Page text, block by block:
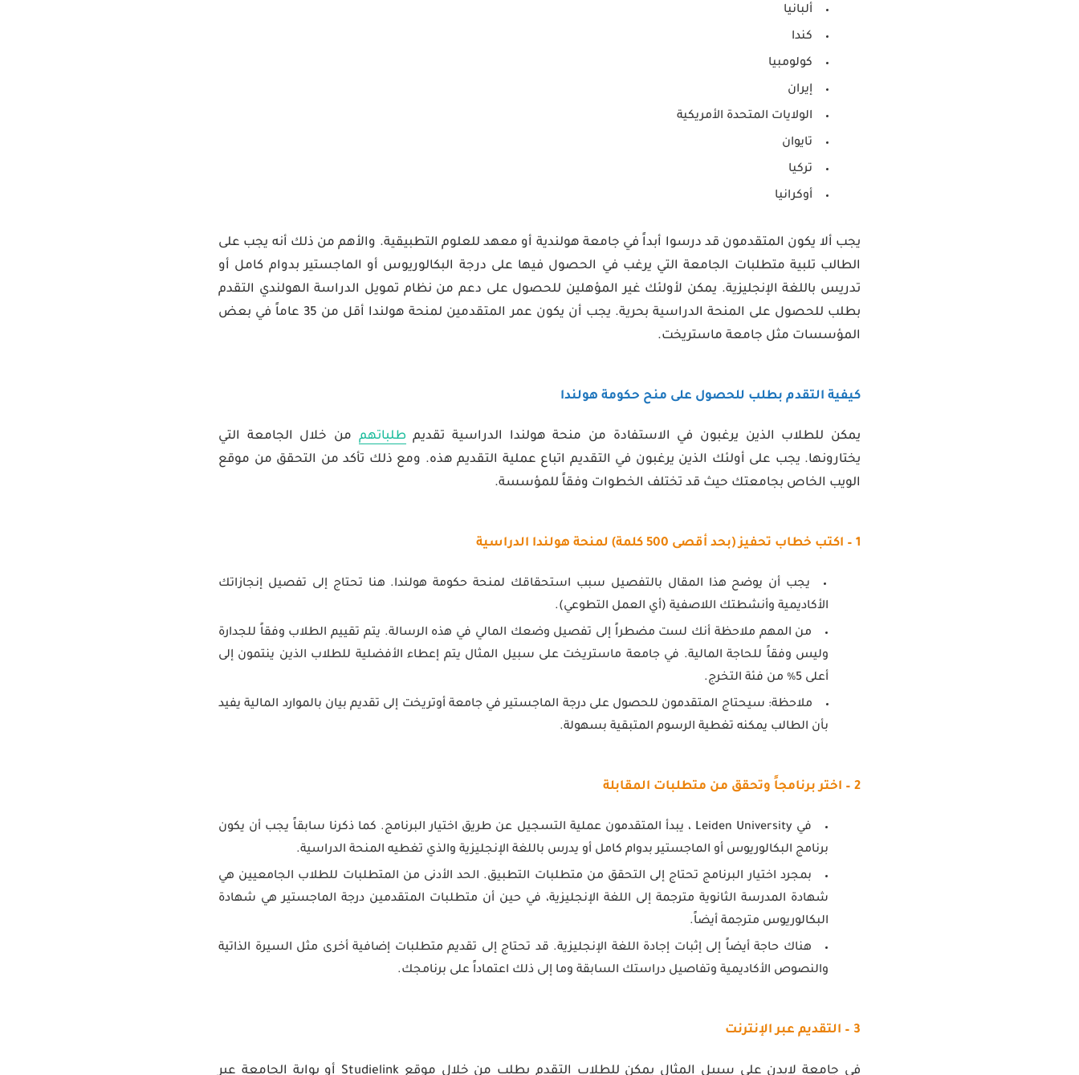
ألبانيا
كندا
كولومبيا
إيران
الولايات المتحدة الأمريكية
تايوان
تركيا
أوكرانيا
يجب ألا يكون المتقدمون قد درسوا أبداً في جامعة هولندية أو معهد للعلوم التطبيقية. والأهم من ذلك أنه يجب على
الطالب تلبية متطلبات الجامعة التي يرغب في الحصول فيها على درجة البكالوريوس أو الماجستير بدوام كامل أو
تدريس باللغة الإنجليزية. يمكن لأولئك غير المؤهلين للحصول على دعم من نظام تمويل الدراسة الهولندي التقدم
بطلب للحصول على المنحة الدراسية بحرية. يجب أن يكون عمر المتقدمين لمنحة هولندا أقل من 35 عاماً في بعض
المؤسسات مثل جامعة ماستريخت.
كيفية التقدم بطلب للحصول على منح حكومة هولندا
يمكن للطلاب الذين يرغبون في الاستفادة من منحة هولندا الدراسية تقديم طلباتهم من خلال الجامعة التي
يختارونها. يجب على أولئك الذين يرغبون في التقديم اتباع عملية التقديم هذه. ومع ذلك تأكد من التحقق من موقع
الويب الخاص بجامعتك حيث قد تختلف الخطوات وفقاً للمؤسسة.
1 – اكتب خطاب تحفيز (بحد أقصى 500 كلمة) لمنحة هولندا الدراسية
يجب أن يوضح هذا المقال بالتفصيل سبب استحقاقك لمنحة حكومة هولندا. هنا تحتاج إلى تفصيل إنجازاتك
الأكاديمية وأنشطتك اللاصفية (أي العمل التطوعي).
من المهم ملاحظة أنك لست مضطراً إلى تفصيل وضعك المالي في هذه الرسالة. يتم تقييم الطلاب وفقاً للجدارة
وليس وفقاً للحاجة المالية. في جامعة ماستريخت على سبيل المثال يتم إعطاء الأفضلية للطلاب الذين ينتمون إلى
أعلى 5٪ من فئة التخرج.
ملاحظة: سيحتاج المتقدمون للحصول على درجة الماجستير في جامعة أوتريخت إلى تقديم بيان بالموارد المالية يفيد
بأن الطالب يمكنه تغطية الرسوم المتبقية بسهولة.
2 – اختر برنامجاً وتحقق من متطلبات المقابلة
في Leiden University ، يبدأ المتقدمون عملية التسجيل عن طريق اختيار البرنامج. كما ذكرنا سابقاً يجب أن يكون
برنامج البكالوريوس أو الماجستير بدوام كامل أو يدرس باللغة الإنجليزية والذي تغطيه المنحة الدراسية.
بمجرد اختيار البرنامج تحتاج إلى التحقق من متطلبات التطبيق. الحد الأدنى من المتطلبات للطلاب الجامعيين هي
شهادة المدرسة الثانوية مترجمة إلى اللغة الإنجليزية، في حين أن متطلبات المتقدمين درجة الماجستير هي شهادة
البكالوريوس مترجمة أيضاً.
هناك حاجة أيضاً إلى إثبات إجادة اللغة الإنجليزية. قد تحتاج إلى تقديم متطلبات إضافية أخرى مثل السيرة الذاتية
والنصوص الأكاديمية وتفاصيل دراستك السابقة وما إلى ذلك اعتماداً على برنامجك.
3 – التقديم عبر الإنترنت
في جامعة لايدن على سبيل المثال يمكن للطلاب التقدم بطلب من خلال موقع Studielink أو بوابة الجامعة عبر